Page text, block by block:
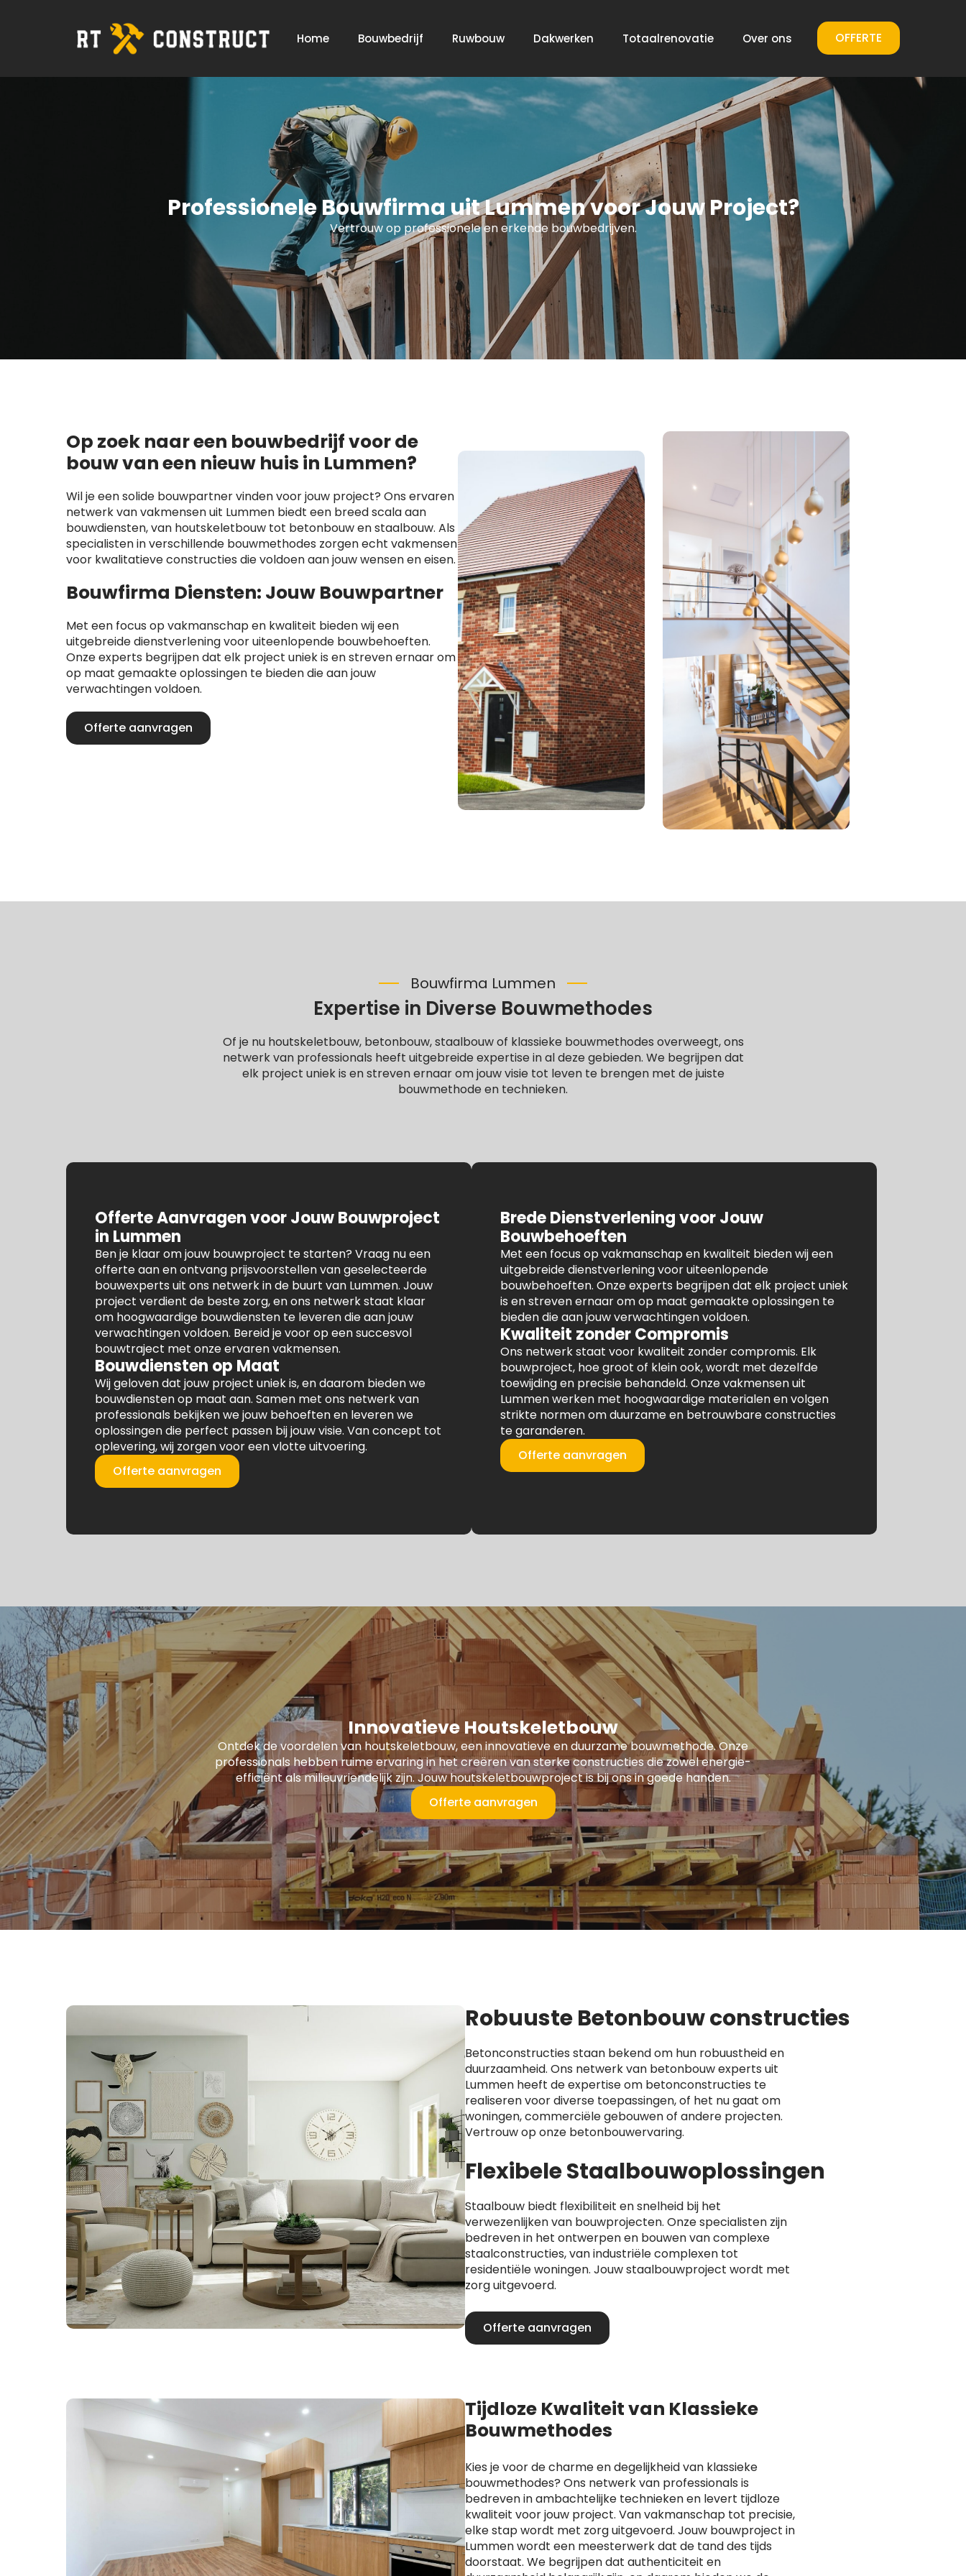
Home Bouwbedrijf Ruwbouw Dakwerken Totaalrenovatie Over ons OFFERTE
Professionele Bouwfirma uit Lummen voor Jouw Project?
Vertrouw op professionele en erkende bouwbedrijven.
Op zoek naar een bouwbedrijf voor de
bouw van een nieuw huis in Lummen?
Wil je een solide bouwpartner vinden voor jouw project? Ons ervaren
netwerk van vakmensen uit Lummen biedt een breed scala aan
bouwdiensten, van houtskeletbouw tot betonbouw en staalbouw. Als
specialisten in verschillende bouwmethodes zorgen echt vakmensen
voor kwalitatieve constructies die voldoen aan jouw wensen en eisen.
Bouwfirma Diensten: Jouw Bouwpartner
Met een focus op vakmanschap en kwaliteit bieden wij een
uitgebreide dienstverlening voor uiteenlopende bouwbehoeften.
Onze experts begrijpen dat elk project uniek is en streven ernaar om
op maat gemaakte oplossingen te bieden die aan jouw
verwachtingen voldoen.
Offerte aanvragen
Bouwfirma Lummen
Expertise in Diverse Bouwmethodes
Of je nu houtskeletbouw, betonbouw, staalbouw of klassieke bouwmethodes overweegt, ons
netwerk van professionals heeft uitgebreide expertise in al deze gebieden. We begrijpen dat
elk project uniek is en streven ernaar om jouw visie tot leven te brengen met de juiste
bouwmethode en technieken.
Offerte Aanvragen voor Jouw Bouwproject
in Lummen
Ben je klaar om jouw bouwproject te starten? Vraag nu een
offerte aan en ontvang prijsvoorstellen van geselecteerde
bouwexperts uit ons netwerk in de buurt van Lummen. Jouw
project verdient de beste zorg, en ons netwerk staat klaar
om hoogwaardige bouwdiensten te leveren die aan jouw
verwachtingen voldoen. Bereid je voor op een succesvol
bouwtraject met onze ervaren vakmensen.
Bouwdiensten op Maat
Wij geloven dat jouw project uniek is, en daarom bieden we
bouwdiensten op maat aan. Samen met ons netwerk van
professionals bekijken we jouw behoeften en leveren we
oplossingen die perfect passen bij jouw visie. Van concept tot
oplevering, wij zorgen voor een vlotte uitvoering.
Offerte aanvragen
Brede Dienstverlening voor Jouw
Bouwbehoeften
Met een focus op vakmanschap en kwaliteit bieden wij een
uitgebreide dienstverlening voor uiteenlopende
bouwbehoeften. Onze experts begrijpen dat elk project uniek
is en streven ernaar om op maat gemaakte oplossingen te
bieden die aan jouw verwachtingen voldoen.
Kwaliteit zonder Compromis
Ons netwerk staat voor kwaliteit zonder compromis. Elk
bouwproject, hoe groot of klein ook, wordt met dezelfde
toewijding en precisie behandeld. Onze vakmensen uit
Lummen werken met hoogwaardige materialen en volgen
strikte normen om duurzame en betrouwbare constructies
te garanderen.
Offerte aanvragen
Innovatieve Houtskeletbouw
Ontdek de voordelen van houtskeletbouw, een innovatieve en duurzame bouwmethode. Onze
professionals hebben ruime ervaring in het creëren van sterke constructies die zowel energie-
efficiënt als milieuvriendelijk zijn. Jouw houtskeletbouwproject is bij ons in goede handen.
Offerte aanvragen
Robuuste Betonbouw constructies
Betonconstructies staan bekend om hun robuustheid en
duurzaamheid. Ons netwerk van betonbouw experts uit
Lummen heeft de expertise om betonconstructies te
realiseren voor diverse toepassingen, of het nu gaat om
woningen, commerciële gebouwen of andere projecten.
Vertrouw op onze betonbouwervaring.
Flexibele Staalbouwoplossingen
Staalbouw biedt flexibiliteit en snelheid bij het
verwezenlijken van bouwprojecten. Onze specialisten zijn
bedreven in het ontwerpen en bouwen van complexe
staalconstructies, van industriële complexen tot
residentiële woningen. Jouw staalbouwproject wordt met
zorg uitgevoerd.
Offerte aanvragen
Tijdloze Kwaliteit van Klassieke
Bouwmethodes
Kies je voor de charme en degelijkheid van klassieke
bouwmethodes? Ons netwerk van professionals is
bedreven in ambachtelijke technieken en levert tijdloze
kwaliteit voor jouw project. Van vakmanschap tot precisie,
elke stap wordt met zorg uitgevoerd. Jouw bouwproject in
Lummen wordt een meesterwerk dat de tand des tijds
doorstaat. We begrijpen dat authenticiteit en